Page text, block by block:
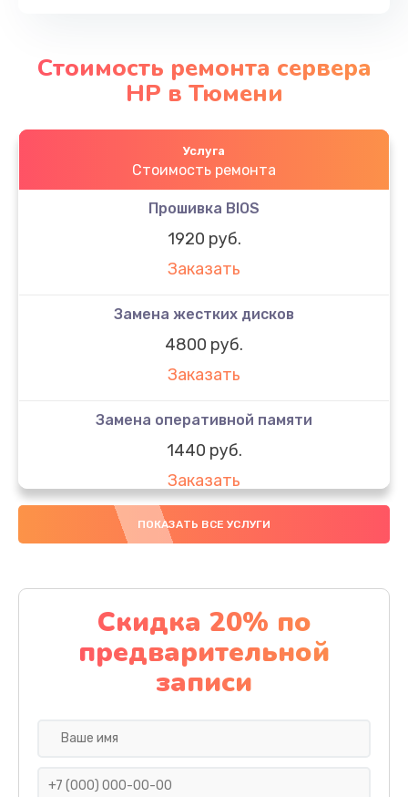
Стоимость ремонта сервера
HP в Тюмени
Услуга
Стоимость ремонта
Прошивка BIOS
1920 руб.
Заказать
Замена жестких дисков
4800 руб.
Заказать
Замена оперативной памяти
1440 руб.
Заказать
Замена северного моста
Заказать
Настройка файрвола на сервере
1000 руб.
Заказать
Ремонт и диагностика ленточного
1440 руб.
ПОКАЗАТЬ ВСЕ УСЛУГИ
Скидка 20% по
предварительной
записи